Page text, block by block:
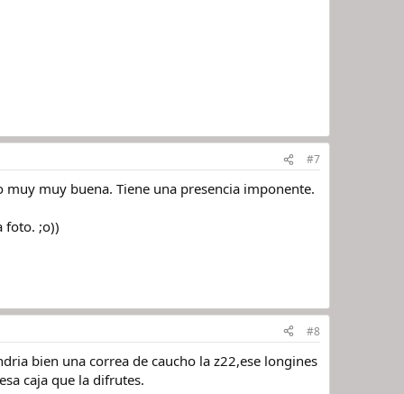
#7
muy buena. Tiene una presencia imponente.
foto. ;o))
#8
bien una correa de caucho la z22,ese longines
caja que la difrutes.